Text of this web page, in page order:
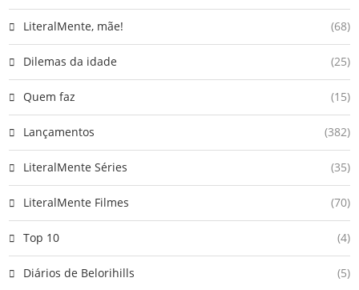
LiteralMente, mãe! (68)
Dilemas da idade (25)
Quem faz (15)
Lançamentos (382)
LiteralMente Séries (35)
LiteralMente Filmes (70)
Top 10 (4)
Diários de Belorihills (5)